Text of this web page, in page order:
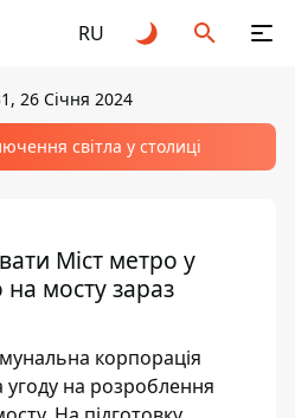
RU
26 Січня 2024
світла у столиці
Міст метро у
на мосту зараз
корпорація
угоду на розроблення